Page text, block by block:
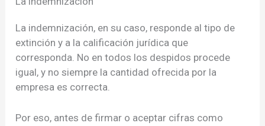
La indemnización, en su caso, responde al tipo de
extinción y a la calificación jurídica que
corresponda. No en todos los despidos procede
igual, y no siempre la cantidad ofrecida por la
empresa es correcta.
Por eso, antes de firmar o aceptar cifras como